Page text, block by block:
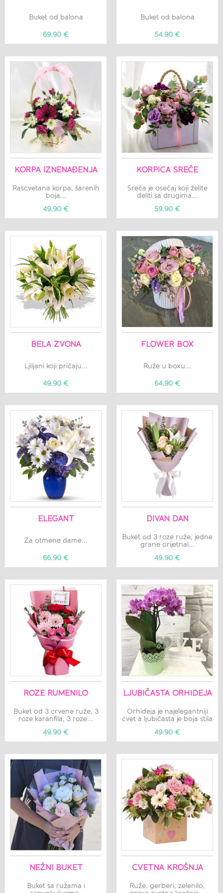
Buket od balona
69.90 €
Buket od balona
54.90 €
KORPA IZNENAĐENJA
Rascvetana korpa, šarenih
boja...
49.90 €
KORPICA SREĆE
Sreća je osećaj koji želite
deliti sa drugima...
59.90 €
BELA ZVONA
Ljiljani koji pričaju...
49.90 €
FLOWER BOX
Ruže u boxu...
64.90 €
ELEGANT
Za otmene dame...
66.90 €
DIVAN DAN
Buket od 3 roze ruže, jedne
grane orijetnal...
49.90 €
ROZE RUMENILO
Buket od 3 crvene ruže, 3
roze karanfila, 3 roze...
49.90 €
LJUBIČASTA ORHIDEJA
Orhideja je najelegantniji
cvet a ljubičasta je boja stila
49.90 €
NEŽNI BUKET
Buket sa ružama i
CVETNA KROŠNJA
Ruže, gerberi, zelenilo,